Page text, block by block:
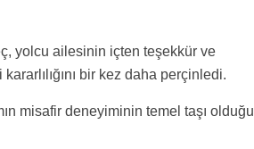
yolcu ailesinin içten teşekkür ve
bir kez daha perçinledi.
misafir deneyiminin temel taşı olduğu